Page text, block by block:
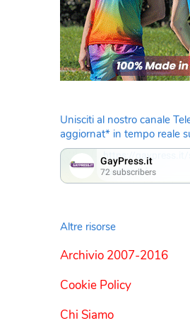
Unisciti al nostro canale
aggiornat* in tempo reale
Altre risorse
Archivio 2007-2016
Cookie Policy
Chi Siamo